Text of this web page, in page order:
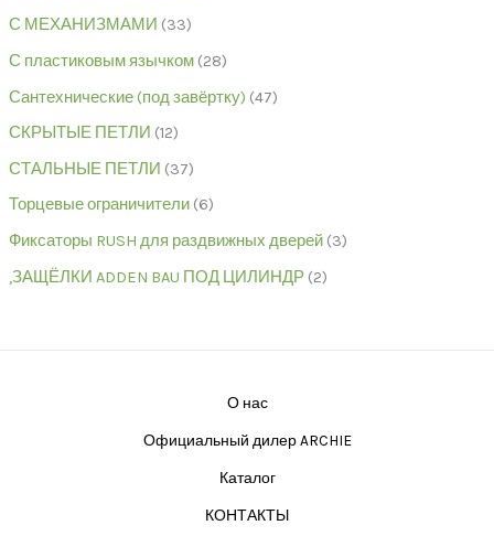
С МЕХАНИЗМАМИ 33
С пластиковым язычком 28
Сантехнические (под завёртку) 47
СКРЫТЫЕ ПЕТЛИ 12
СТАЛЬНЫЕ ПЕТЛИ 37
Торцевые ограничители 6
Фиксаторы RUSH для раздвижных дверей 3
,ЗАЩЁЛКИ ADDEN BAU ПОД ЦИЛИНДР 2
О нас
Официальный дилер ARCHIE
Каталог
КОНТАКТЫ